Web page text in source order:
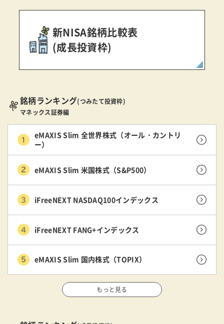
新NISA銘柄比較表
(成長投資枠)
銘柄ランキング(つみたて投資枠)
マネックス証券編
eMAXIS Slim 全世界株式（オール・カントリ
ー）
eMAXIS Slim 米国株式（S&P500）
iFreeNEXT NASDAQ100インデックス
iFreeNEXT FANG+インデックス
eMAXIS Slim 国内株式（TOPIX）
もっと見る